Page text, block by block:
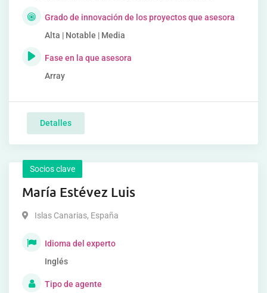
Grado de innovación de los proyectos que asesora
Alta | Notable | Media
Fase en la que asesora
Array
Detalles
Socios clave
María Estévez Luis
Islas Canarias, España
Idioma del experto
Inglés
Tipo de agente